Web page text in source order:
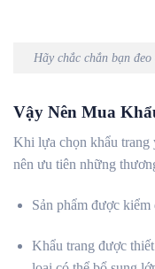
Hãy chắc chắn bạn
Vậy Nên Mua
Khi lựa chọn khẩu trang
nên ưu tiên những
Sản phẩm được
Khẩu trang được